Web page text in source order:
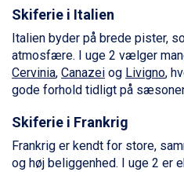
Canazei fra DKK 4.745
Sauze dOulx fra DKK
Alleghe fra DKK 5.595
Bad Gastein fra DKK
Arabba fra DKK 7.045
Val Thorens fra DKK
Cervinia fra DKK 5.295
Bad Hofgastein fra DKK
Skiferie i Italien
Italien byder på brede pister,
atmosfære. I uge 2 vælger
Cervinia, Canazei og Livigno,
gode forhold tidligt på
Skiferie i Frankrig
Frankrig er kendt for store,
og høj beliggenhed. I uge 2 er